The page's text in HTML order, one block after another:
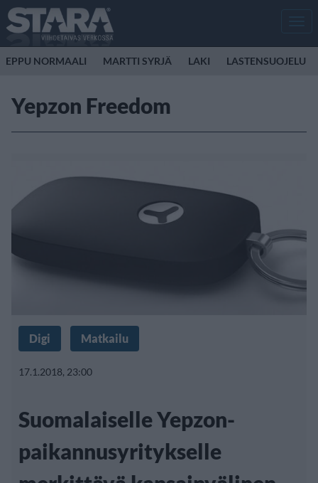
EPPU NORMAALI MARTTI SYRJÄ LAKI LASTENSUOJELU
Yepzon Freedom
Digi Matkailu
17.1.2018, 23:00
Suomalaiselle Yepzon-
paikannusyritykselle